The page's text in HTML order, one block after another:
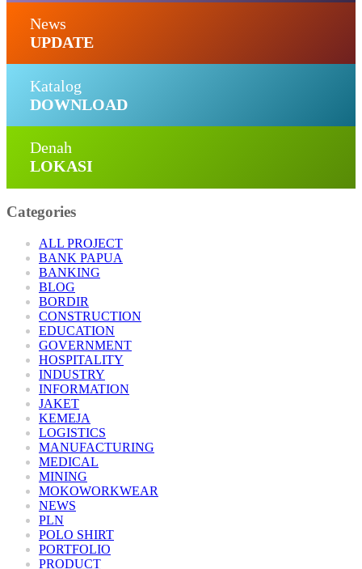
News
UPDATE
Katalog
DOWNLOAD
Denah
LOKASI
Categories
ALL PROJECT
BANK PAPUA
BANKING
BLOG
BORDIR
CONSTRUCTION
EDUCATION
GOVERNMENT
HOSPITALITY
INDUSTRY
INFORMATION
JAKET
KEMEJA
LOGISTICS
MANUFACTURING
MEDICAL
MINING
MOKOWORKWEAR
NEWS
PLN
POLO SHIRT
PORTFOLIO
PRODUCT